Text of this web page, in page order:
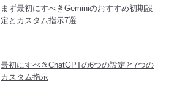
まず最初にすべきGeminiのおすすめ初期設
定とカスタム指示7選
最初にすべきChatGPTの6つの設定と7つの
カスタム指示